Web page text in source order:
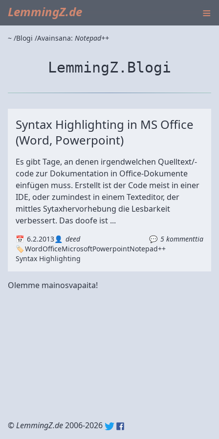
LemmingZ.de ≡
~ Blogi Avainsana: Notepad++
LemmingZ.Blogi
Syntax Highlighting in MS Office
(Word, Powerpoint)
Es gibt Tage, an denen irgendwelchen Quelltext/-
code zur Dokumentation in Office-Dokumente
einfügen muss. Erstellt ist der Code meist in einer
IDE, oder zumindest in einem Texteditor, der
mittles Sytaxhervorhebung die Lesbarkeit
verbessert. Das doofe ist ...
6.2.2013 deed
5 kommenttia
WordOfficeMicrosoftPowerpointNotepad++
Syntax Highlighting
Olemme mainosvapaita!
©LemmingZ.de2006-2026